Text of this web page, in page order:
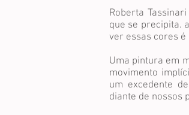
Roberta
que se precipita.
ver essas cores é
Uma pintura em
movimento
um excedente
diante de nossos